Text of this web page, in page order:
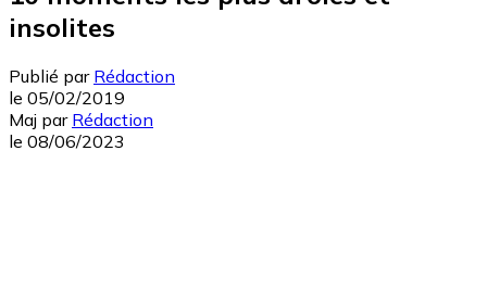
insolites
Publié par Rédaction
le 05/02/2019
Maj par Rédaction
le 08/06/2023